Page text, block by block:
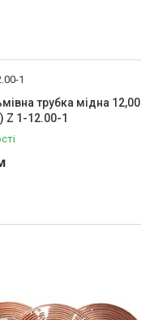
1
трубка мідна 12,00
Z 1-12.00-1